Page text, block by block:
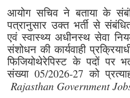
आयोग सचिव ने बताया के
पत्रानुसार उक्त भर्ती से
एवं स्वास्थ्य अधीनस्थ सेवा
संशोधन की कार्यवाही
फिजियोथेरेपिस्ट के पदों पर
संख्या 05/2026-27 को
Rajasthan Government